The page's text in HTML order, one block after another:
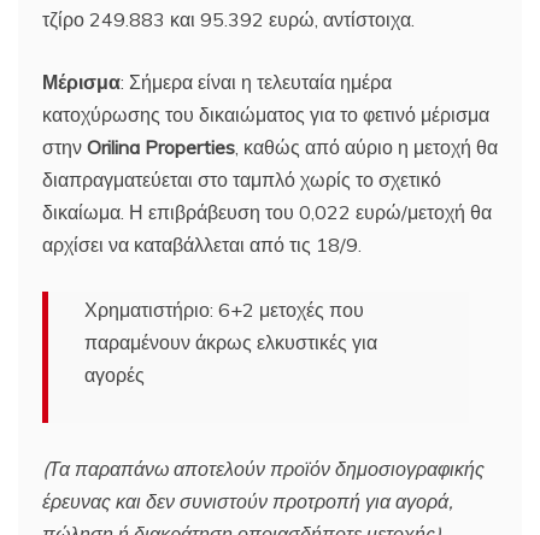
τζίρο 249.883 και 95.392 ευρώ, αντίστοιχα.
Μέρισμα: Σήμερα είναι η τελευταία ημέρα
κατοχύρωσης του δικαιώματος για το φετινό μέρισμα
στην Orilina Properties , καθώς από αύριο η μετοχή θα
διαπραγματεύεται στο ταμπλό χωρίς το σχετικό
δικαίωμα. Η επιβράβευση του 0,022 ευρώ/μετοχή θα
αρχίσει να καταβάλλεται από τις 18/9.
Χρηματιστήριο: 6+2 μετοχές που
παραμένουν άκρως ελκυστικές για
αγορές
(Τα παραπάνω αποτελούν προϊόν δημοσιογραφικής
έρευνας και δεν συνιστούν προτροπή για αγορά,